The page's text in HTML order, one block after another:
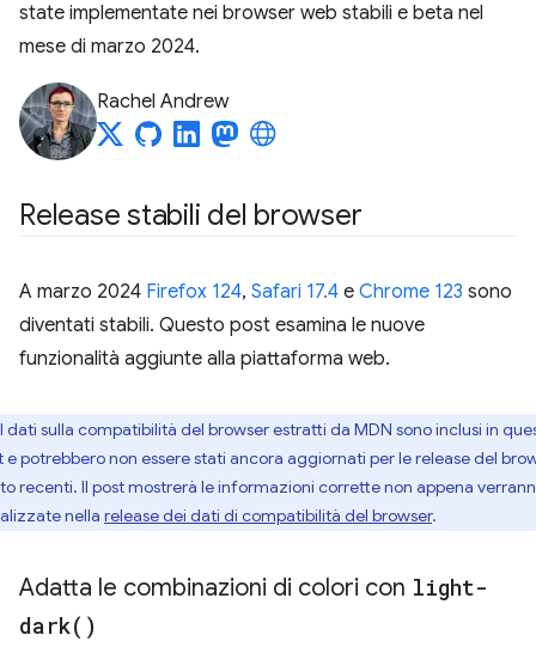
state implementate nei browser web stabili e beta nel
mese di marzo 2024.
Rachel Andrew
Release stabili del browser
A marzo 2024 Firefox 124, Safari 17.4 e Chrome 123 sono
diventati stabili. Questo post esamina le nuove
funzionalità aggiunte alla piattaforma web.
I dati sulla compatibilità del browser estratti da MDN sono inclusi in
e potrebbero non essere stati ancora aggiornati per le release del
recenti. Il post mostrerà le informazioni corrette non appena
nella release dei dati di compatibilità del browser.
Adatta le combinazioni di colori con light-
dark( )